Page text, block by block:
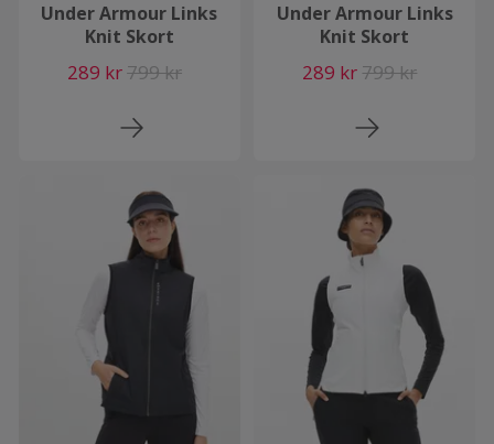
Under Armour Links
Knit Skort
289 kr799 kr
Under Armour Links
Knit Skort
289 kr 799 kr